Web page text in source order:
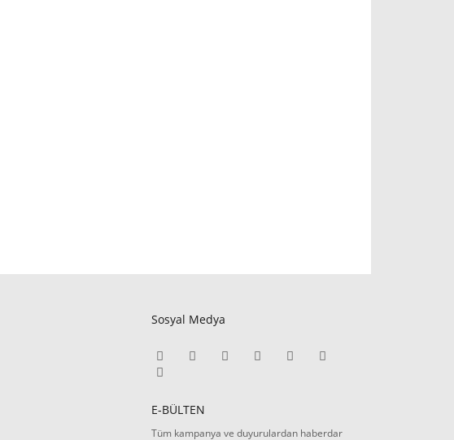
Sosyal Medya
E-BÜLTEN
Tüm kampanya ve duyurulardan haberdar